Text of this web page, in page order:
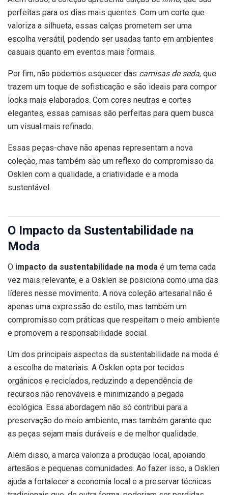
perfeitas para os dias mais quentes. Com um corte que
valoriza a silhueta, essas calças prometem ser uma
escolha versátil, podendo ser usadas tanto em ambientes
casuais quanto em eventos mais formais.
Por fim, não podemos esquecer das camisas de seda, que
trazem um toque de sofisticação e são ideais para compor
looks mais elaborados. Com cores neutras e cortes
elegantes, essas camisas são perfeitas para quem busca
um visual mais refinado.
Essas peças-chave não apenas representam a nova
coleção, mas também são um reflexo do compromisso da
Osklen com a qualidade, a criatividade e a moda
sustentável.
O Impacto da Sustentabilidade na
Moda
O impacto da sustentabilidade na moda é um tema cada
vez mais relevante, e a Osklen se posiciona como uma das
líderes nesse movimento. A nova coleção artesanal não é
apenas uma expressão de estilo, mas também um
compromisso com práticas que respeitam o meio ambiente
e promovem a responsabilidade social.
Um dos principais aspectos da sustentabilidade na moda é
a escolha de materiais. A Osklen opta por tecidos
orgânicos e reciclados, reduzindo a dependência de
recursos não renováveis e minimizando a pegada
ecológica. Essa abordagem não só contribui para a
preservação do meio ambiente, mas também garante que
as peças sejam mais duráveis e de melhor qualidade.
Além disso, a marca valoriza a produção local, apoiando
artesãos e pequenas comunidades. Ao fazer isso, a Osklen
ajuda a fortalecer a economia local e a preservar técnicas